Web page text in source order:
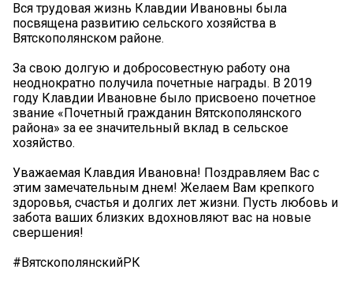
Вся трудовая жизнь Клавдии Ивановны была
посвящена развитию сельского хозяйства в
Вятскополянском районе.
За свою долгую и добросовестную работу она
неоднократно получила почетные награды. В 2019
году Клавдии Ивановне было присвоено почетное
звание «Почетный гражданин Вятскополянского
района» за ее значительный вклад в сельское
хозяйство.
Уважаемая Клавдия Ивановна! Поздравляем Вас с
этим замечательным днем! Желаем Вам крепкого
здоровья, счастья и долгих лет жизни. Пусть любовь и
забота ваших близких вдохновляют вас на новые
свершения!
#ВятскополянскийРК